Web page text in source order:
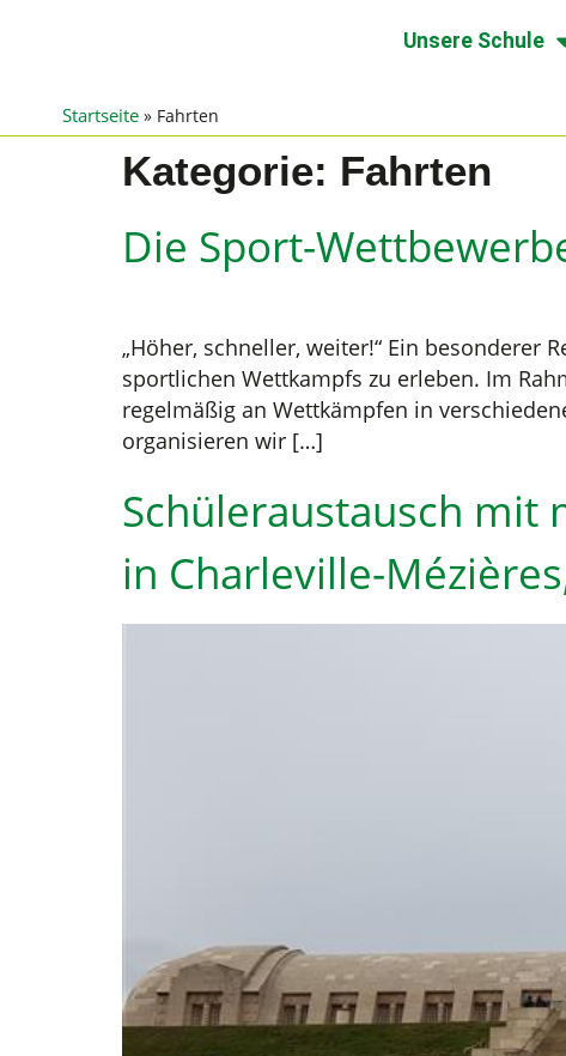
Startseite » Fahrten
Unsere Schule
Kategorie: Fahrten
Die Sport-
„Höher, schneller, weiter!“ Ein besonderer
sportlichen Wettkampfs zu erleben. Im
regelmäßig an Wettkämpfen in
organisieren wir […]
Schüleraustausch mit
in Charleville-